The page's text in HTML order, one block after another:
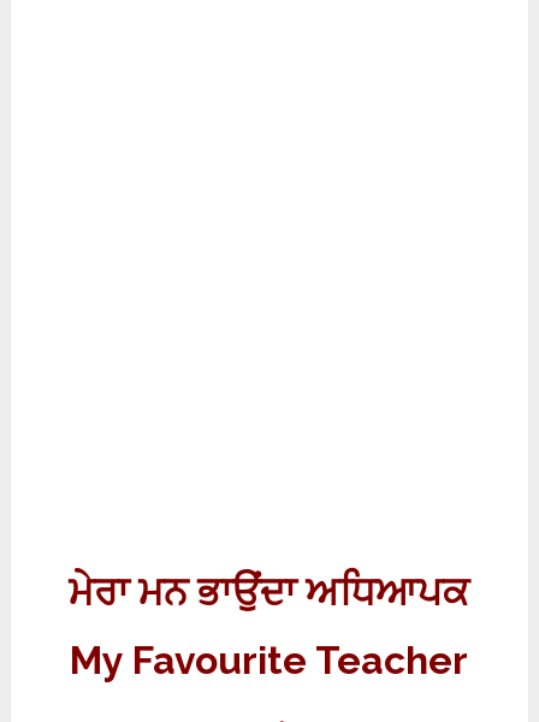
ਮੇਰਾ ਮਨ ਭਾਉਂਦਾ ਅਧਿਆਪਕ
My Favourite Teacher